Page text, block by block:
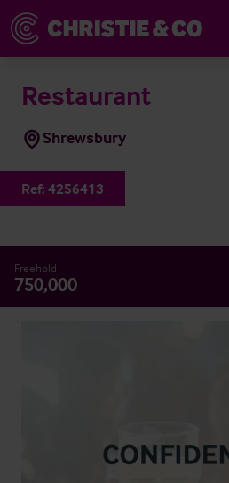
Restaurant
Shrewsbury
Ref: 4256413
Freehold
750,000